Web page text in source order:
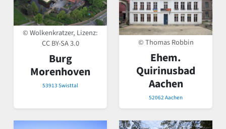
© Wolkenkratzer, Lizenz:
CC BY-SA 3.0
Burg
Morenhoven
53913 Swisttal
© Thomas Robbin
Ehem.
Quirinusbad
Aachen
52062 Aachen